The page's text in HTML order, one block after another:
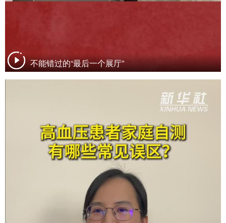
不能错过的“最后一个展厅”